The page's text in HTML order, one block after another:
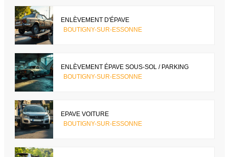
ENLÈVEMENT D'ÉPAVE
BOUTIGNY-SUR-ESSONNE
ENLÈVEMENT ÉPAVE SOUS-SOL / PARKING
BOUTIGNY-SUR-ESSONNE
EPAVE VOITURE
BOUTIGNY-SUR-ESSONNE